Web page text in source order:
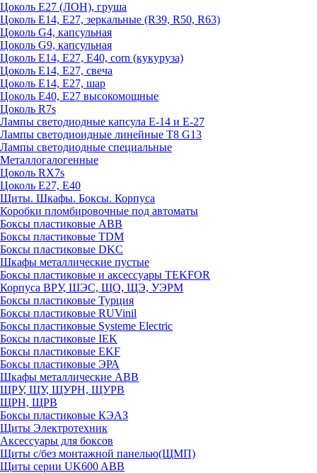
Цоколь Е27 (ЛОН), груша
Цоколь Е14, Е27, зеркальные (R39, R50, R63)
Цоколь G4, капсульная
Цоколь G9, капсульная
Цоколь Е14, Е27, Е40, corn (кукуруза)
Цоколь Е14, Е27, свеча
Цоколь Е14, Е27, шар
Цоколь Е40, Е27 высокомощные
Цоколь R7s
Лампы светодиодные капсула Е-14 и Е-27
Лампы светодиоидные линейные T8 G13
Лампы светодиодные специальные
Металлогалогенные
Цоколь RX7s
Цоколь Е27, E40
Щиты. Шкафы. Боксы. Корпуса
Коробки пломбировочные под автоматы
Боксы пластиковые ABB
Боксы пластиковые TDM
Боксы пластиковые DKC
Шкафы металлические пустые
Боксы пластиковые и аксессуары TEKFOR
Корпуса ВРУ, ШЭС, ЩО, ЩЭ, УЭРМ
Боксы пластиковые Турция
Боксы пластиковые RUVinil
Боксы пластиковые Systeme Electric
Боксы пластиковые IEK
Боксы пластиковые EKF
Боксы пластиковые ЭРА
Шкафы металлические ABB
ЩРУ, ЩУ, ЩУРН, ЩУРВ
ЩРН, ЩРВ
Боксы пластиковые КЭАЗ
Щиты Электротехник
Аксессуары для боксов
Щиты с/без монтажной панелью(ЩМП)
Щиты серии UK600 ABB